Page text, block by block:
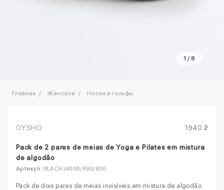
1 / 8
Главная Женское Носки и гольфы
OYSHO 1940 ₽
Pack de 2 pares de meias de Yoga e Pilates em mistura
de algodão
Артикул: BLACK|4608/490/800
Pack de dois pares de meias invisíveis em mistura de algodão